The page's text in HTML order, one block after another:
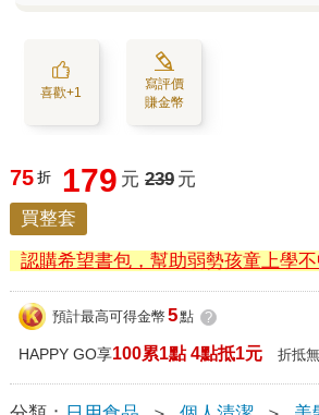
喜歡+1
寫評價
賺金幣
75 折 179 元 239 元
買整套
認購希望書包，幫助弱勢孩童上學不
預計最高可得金幣 5點 ?
HAPPY GO享100累1點 4點抵1元 折抵